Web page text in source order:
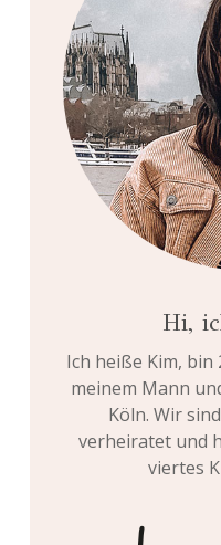
Hi,
Ich heiße Kim, bin
meinem Mann
Köln. Wir
verheiratet und
viertes